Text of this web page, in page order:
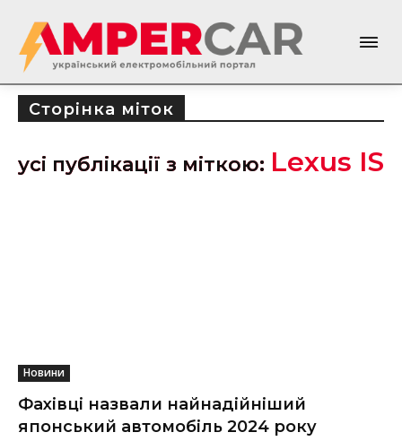
Сторінка міток
усі публікації з міткою: Lexus IS
Новини
Фахівці назвали найнадійніший
японський автомобіль 2024 року